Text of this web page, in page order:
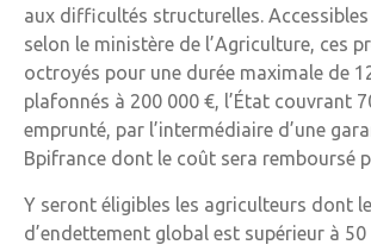
aux difficultés structurelles.
selon le ministère de l’Agriculture, ces
octroyés pour une durée maximale de
plafonnés à 200 000 €, l’État couvrant
emprunté, par l’intermédiaire d’une
Bpifrance dont le coût sera remboursé
Y seront éligibles les agriculteurs dont
d’endettement global est supérieur à